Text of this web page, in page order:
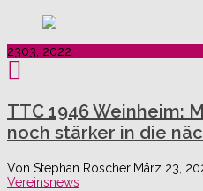
2303, 2022
TTC 1946 Weinheim:
noch stärker in die
Von Stephan Roscher März 23,
Vereinsnews